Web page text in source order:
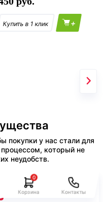
0
Корзина Контакты
+
покупки у нас стали для
который не
неудобств.